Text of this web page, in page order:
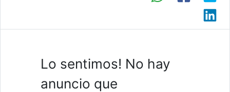
Lo sentimos! No hay
anuncio que